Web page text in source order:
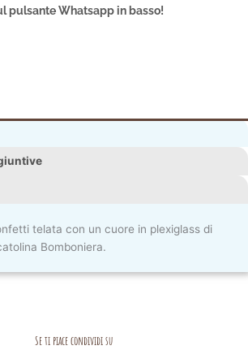
pulsante Whatsapp in basso!
telata con un cuore in plexiglass di
Bomboniera.
Se ti piace condividi su